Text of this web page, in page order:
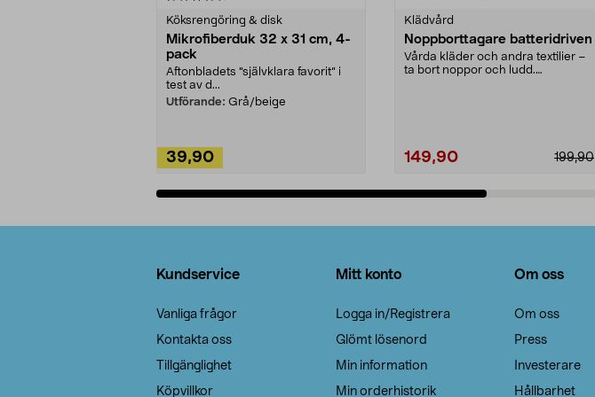
Köksrengöring & disk
Mikrofiberduk 32 x 31 cm, 4-
pack
Aftonbladets "självklara favorit” i
test av d...
Utförande: Grå/beige
39,90
Klädvård
Noppborttagare batteridriven
Vårda kläder och andra textilier –
ta bort noppor och ludd.
199,90
149,90
Kundservice
Vanliga frågor
Kontakta oss
Tillgänglighet
Köpvillkor
Mitt konto
Logga in/Registrera
Glömt lösenord
Min information
Min orderhistorik
Om oss
Om oss
Press
Investerare
Hållbarhet